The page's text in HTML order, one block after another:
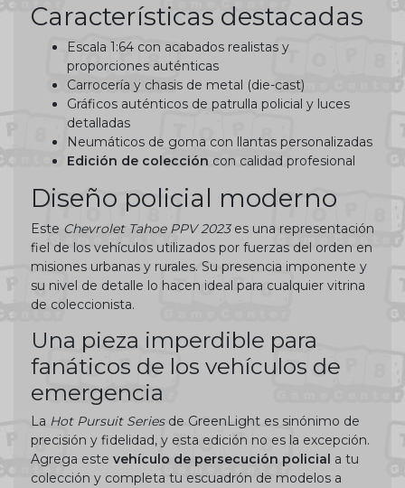
Características destacadas
Escala 1:64 con acabados realistas y
proporciones auténticas
Carrocería y chasis de metal (die-cast)
Gráficos auténticos de patrulla policial y luces
detalladas
Neumáticos de goma con llantas personalizadas
Edición de colección con calidad profesional
Diseño policial moderno
Este Chevrolet Tahoe PPV 2023es una representación
fiel de los vehículos utilizados por fuerzas del orden en
misiones urbanas y rurales. Su presencia imponente y
su nivel de detalle lo hacen ideal para cualquier vitrina
de coleccionista.
Una pieza imperdible para
fanáticos de los vehículos de
emergencia
La Hot Pursuit Seriesde GreenLight es sinónimo de
precisión y fidelidad, y esta edición no es la excepción.
Agrega este vehículo de persecución policial a tu
colección y completa tu escuadrón de modelos a